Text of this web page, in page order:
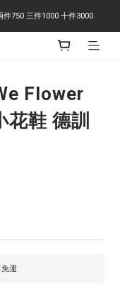
惠
件750 三件1000 十件3000
Flower
花鞋 德訓
運